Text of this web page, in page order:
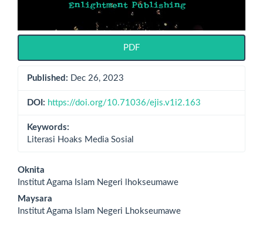
PDF
Published: Dec 26, 2023
DOI: https://doi.org/10.71036/ejis.v1i2.163
Keywords:
Literasi Hoaks Media Sosial
Main
Article
Content
Oknita
Institut Agama Islam Negeri lhokseumawe
Maysara
Institut Agama Islam Negeri Lhokseumawe